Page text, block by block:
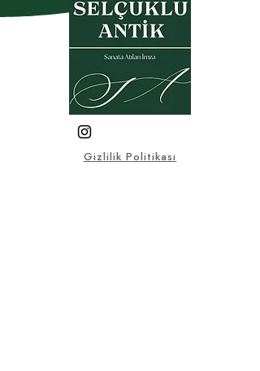
Gizlilik Politikası